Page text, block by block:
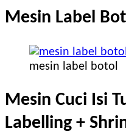
Mesin Label
mesin label botol
Mesin Cuci Isi
Labelling +